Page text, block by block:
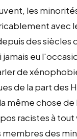
les
avec
des siècles
jamais eu
de
de la part des
même chose de
racistes à tout
des